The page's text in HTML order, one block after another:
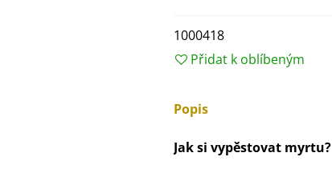
1000418
Přidat k oblíbeným
Popis
Jak si vypěstovat myrtu?